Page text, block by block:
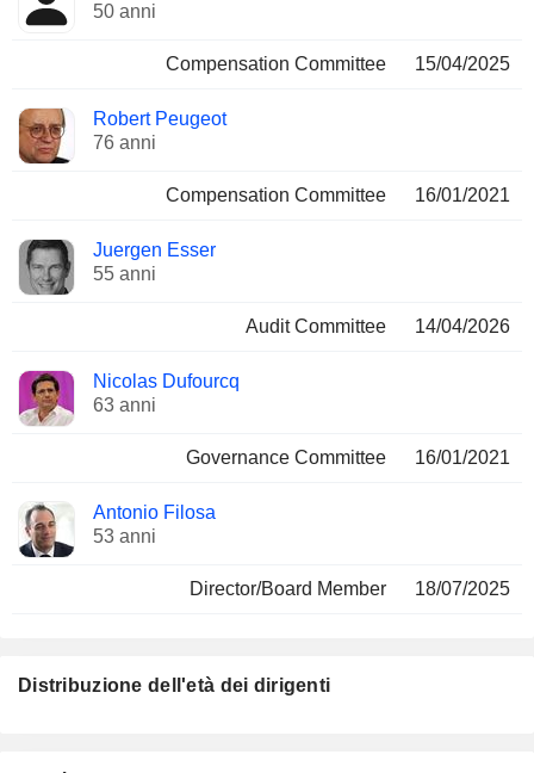
50 anni
Compensation Committee 15/04/2025
Robert Peugeot
76 anni
Compensation Committee 16/01/2021
Juergen Esser
55 anni
Audit Committee 14/04/2026
Nicolas Dufourcq
63 anni
Governance Committee 16/01/2021
Antonio Filosa
53 anni
Director/Board Member 18/07/2025
Distribuzione dell'età dei dirigenti